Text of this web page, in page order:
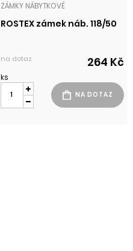
ZÁMKY NÁBYTKOVÉ
ROSTEX zámek náb. 118/50
na dotaz 264 Kč
ks